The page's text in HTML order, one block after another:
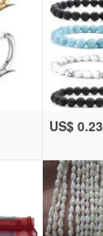
US$ 0.23